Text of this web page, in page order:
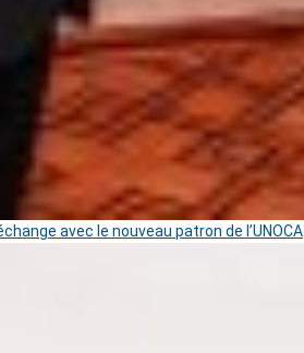
avec le nouveau patron de l’UNOCA